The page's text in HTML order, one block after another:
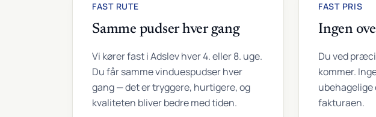
FAST RUTE
Samme pudser hver gang
Vi kører fast i Adslev hver 4. eller 8. uge.
Du får samme vinduespudser hver
gang — det er tryggere, hurtigere, og
kvaliteten bliver bedre med tiden.
FAST PRIS
Ingen
Du ved
kommer.
ubehagelige
fakturaen.